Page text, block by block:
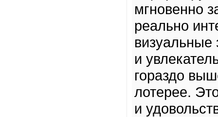
мгновенно
реально
и
гораздо
лотерее.
и